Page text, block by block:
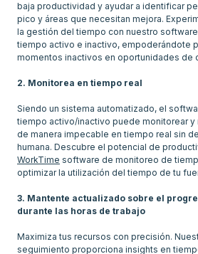
baja productividad y ayudar a identificar
pico y áreas que necesitan mejora.
la gestión del tiempo con nuestro
tiempo activo e inactivo, empoderándote
momentos inactivos en oportunidades de
2. Monitorea en tiempo real
Siendo un sistema automatizado, el
tiempo activo/inactivo puede monitorear y
de manera impecable en tiempo real sin
humana. Descubre el potencial de
WorkTime software de monitoreo de
optimizar la utilización del tiempo de tu
3. Mantente actualizado sobre el
durante las horas de trabajo
Maximiza tus recursos con precisión.
seguimiento proporciona insights en